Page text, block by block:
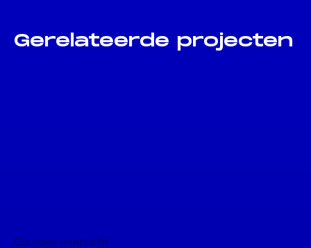
Gerelateerde projecten
Ga naar overzicht